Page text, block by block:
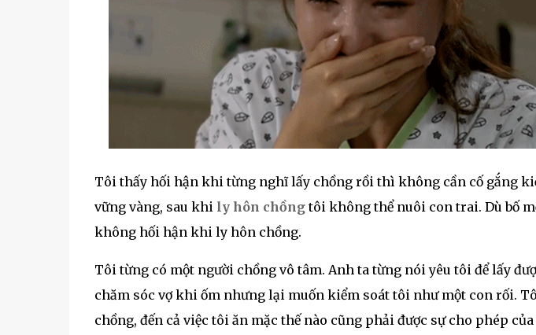
Tôi thấy hối hận khi từng nghĩ lấy chồng rồi thì không cần cố gắng
vững vàng, sau khi ly hôn chồngtôi không thể nuôi con trai. Dù bố
không hối hận khi ly hôn chồng.
Tôi từng có một người chồng vô tâm. Anh ta từng nói yêu tôi để lấy
chăm sóc vợ khi ốm nhưng lại muốn kiểm soát tôi như một con rối.
chồng, đến cả việc tôi ăn mặc thế nào cũng phải được sự cho phép của